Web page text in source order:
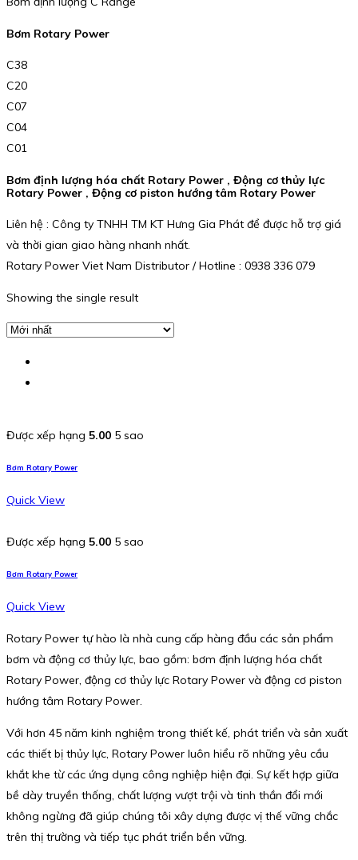
Bơm Rotary Power
C38
C20
C07
C04
C01
Bơm định lượng hóa chất Rotary Power , Động cơ thủy lực
Rotary Power , Động cơ piston hướng tâm Rotary Power
Liên hệ : Công ty TNHH TM KT Hưng Gia Phát để được hỗ trợ giá
và thời gian giao hàng nhanh nhất.
Rotary Power Viet Nam Distributor / Hotline : 0938 336 079
Showing the single result
Được xếp hạng 5.00 5 sao
Bơm Rotary Power
Quick View
Được xếp hạng 5.00 5 sao
Bơm Rotary Power
Quick View
Rotary Power tự hào là nhà cung cấp hàng đầu các sản phẩm
bơm và động cơ thủy lực, bao gồm: bơm định lượng hóa chất
Rotary Power, động cơ thủy lực Rotary Power và động cơ piston
hướng tâm Rotary Power.
Với hơn 45 năm kinh nghiệm trong thiết kế, phát triển và sản xuất
các thiết bị thủy lực, Rotary Power luôn hiểu rõ những yêu cầu
khắt khe từ các ứng dụng công nghiệp hiện đại. Sự kết hợp giữa
bề dày truyền thống, chất lượng vượt trội và tinh thần đổi mới
không ngừng đã giúp chúng tôi xây dựng được vị thế vững chắc
trên thị trường và tiếp tục phát triển bền vững.